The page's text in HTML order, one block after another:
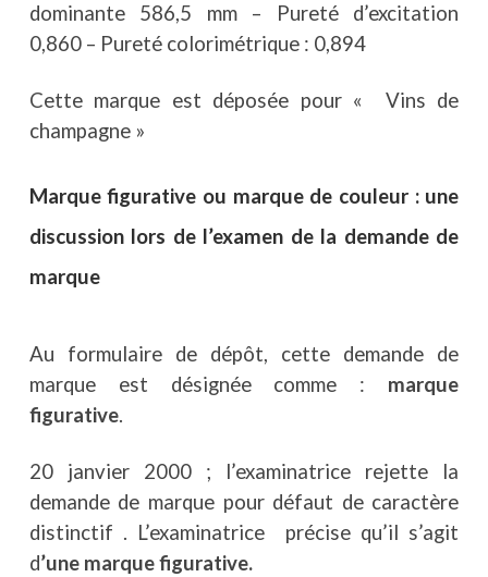
dominante 586,5 mm – Pureté d’excitation
0,860 – Pureté colorimétrique : 0,894
Cette marque est déposée pour « Vins de
champagne »
Marque figurative ou marque de couleur : une
discussion lors de l’examen de la demande de
marque
Au formulaire de dépôt, cette demande de
marque est désignée comme : marque
figurative.
20 janvier 2000 ; l’examinatrice rejette la
demande de marque pour défaut de caractère
distinctif . L’examinatrice précise qu’il s’agit
d’une marque figurative.